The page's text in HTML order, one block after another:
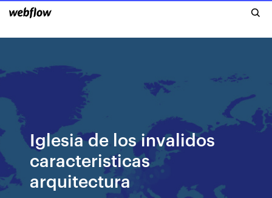
Iglesia de los invalidos
caracteristicas
arquitectura